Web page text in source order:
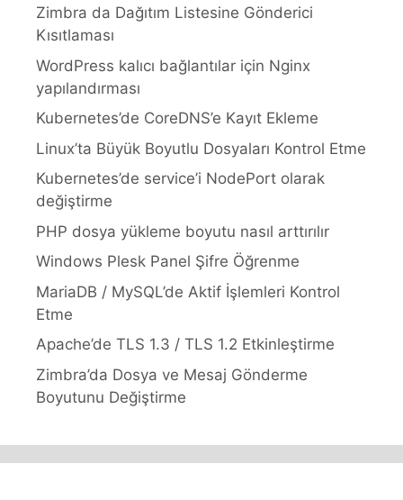
Zimbra da Dağıtım Listesine Gönderici
Kısıtlaması
WordPress kalıcı bağlantılar için Nginx
yapılandırması
Kubernetes’de CoreDNS’e Kayıt Ekleme
Linux’ta Büyük Boyutlu Dosyaları Kontrol Etme
Kubernetes’de service’i NodePort olarak
değiştirme
PHP dosya yükleme boyutu nasıl arttırılır
Windows Plesk Panel Şifre Öğrenme
MariaDB / MySQL’de Aktif İşlemleri Kontrol
Etme
Apache’de TLS 1.3 / TLS 1.2 Etkinleştirme
Zimbra’da Dosya ve Mesaj Gönderme
Boyutunu Değiştirme